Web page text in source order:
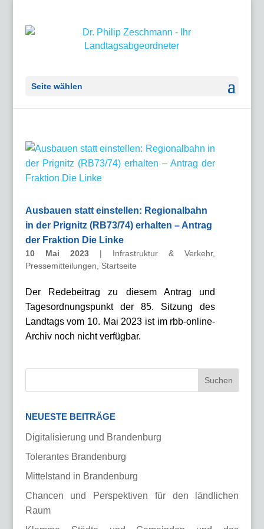
Seite wählen
Ausbauen statt einstellen: Regionalbahn
in der Prignitz (RB73/74) erhalten – Antrag
der Fraktion Die Linke
10 Mai 2023| Infrastruktur & Verkehr,
Pressemitteilungen
Startseite
Der Redebeitrag zu diesem Antrag und
Tagesordnungspunkt der 85. Sitzung des
Landtags vom 10. Mai 2023 ist im rbb-online-
Archiv noch nicht verfügbar.
NEUESTE BEITRÄGE
Digitalisierung und Brandenburg
Tolerantes Brandenburg
Mittelstand in Brandenburg
Chancen und Perspektiven für den ländlichen
Raum